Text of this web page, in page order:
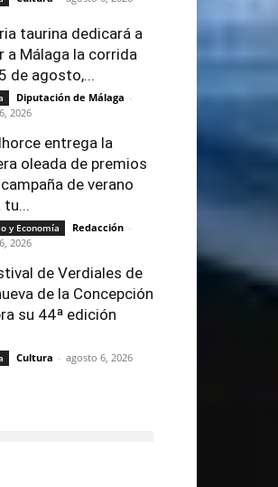
taurina dedicará a
a Málaga la corrida
de agosto,...
Diputación de Málaga -
2026
entrega la
oleada de premios
de verano
tu...
y Economía Redacción -
2026
de Verdiales de
de la Concepción
su 44ª edición
Cultura - agosto 6, 2026